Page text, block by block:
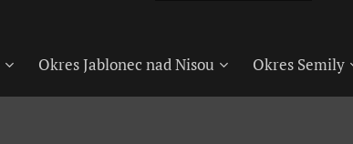
Okres Jablonec nad Nisou Okres Semily